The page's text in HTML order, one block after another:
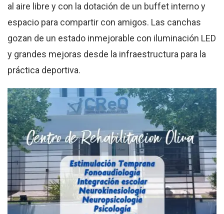
al aire libre y con la dotación de un buffet interno y
espacio para compartir con amigos. Las canchas
gozan de un estado inmejorable con iluminación LED
y grandes mejoras desde la infraestructura para la
práctica deportiva.